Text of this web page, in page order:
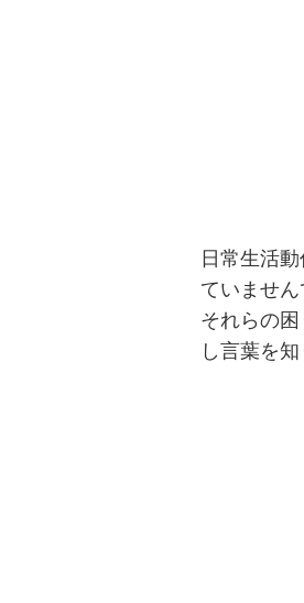
日常生活
ていません
それらの
し言葉を